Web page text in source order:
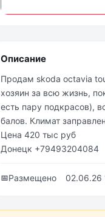
Описание
Продам skoda octavia
хозяин за всю жизнь,
есть пару подкрасов),
балов. Климат
Цена 420 тыс руб
Донецк +79493204084
📅Размещено 02.06.26